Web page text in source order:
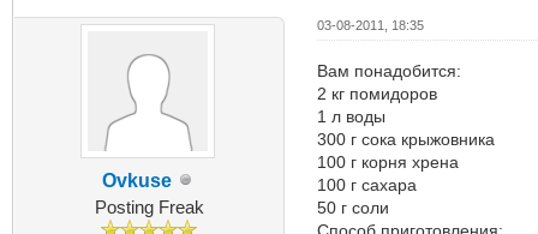
Ovkuse
Posting Freak
03-08-2011, 18:35
Вам понадобится:
2 кг помидоров
1 л воды
300 г сока крыжовника
100 г корня хрена
100 г сахара
50 г соли